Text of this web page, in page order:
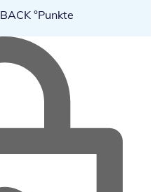
°Punkte